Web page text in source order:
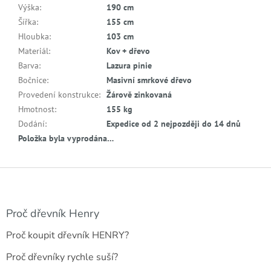
Výška:
190 cm
Šířka:
155 cm
Hloubka:
103 cm
Materiál:
Kov + dřevo
Barva:
Lazura pinie
Bočnice:
Masivní smrkové dřevo
Provedení konstrukce: Žárově zinkovaná
Hmotnost:
155 kg
Dodání:
Expedice od 2 nejpozději do 14 dnů
Položka byla vyprodána…
Z
Proč dřevník Henry
Proč koupit dřevník HENRY?
Proč dřevníky rychle suší?